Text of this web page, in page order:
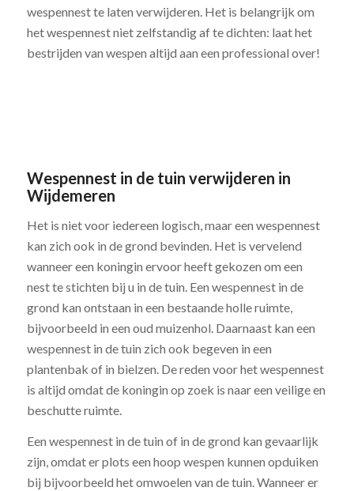
wespennest te laten verwijderen. Het is belangrijk om
het wespennest niet zelfstandig af te dichten: laat het
bestrijden van wespen altijd aan een professional over!
Wespennest in de tuin verwijderen in
Wijdemeren
Het is niet voor iedereen logisch, maar een wespennest
kan zich ook in de grond bevinden. Het is vervelend
wanneer een koningin ervoor heeft gekozen om een
nest te stichten bij u in de tuin. Een wespennest in de
grond kan ontstaan in een bestaande holle ruimte,
bijvoorbeeld in een oud muizenhol. Daarnaast kan een
wespennest in de tuin zich ook begeven in een
plantenbak of in bielzen. De reden voor het wespennest
is altijd omdat de koningin op zoek is naar een veilige en
beschutte ruimte.
Een wespennest in de tuin of in de grond kan gevaarlijk
zijn, omdat er plots een hoop wespen kunnen opduiken
bij bijvoorbeeld het omwoelen van de tuin. Wanneer er